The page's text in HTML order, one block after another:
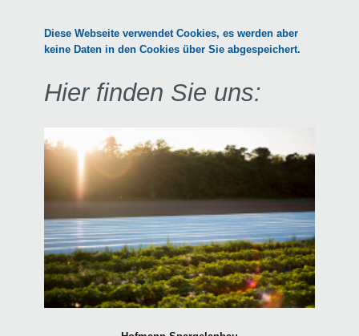
Diese Webseite verwendet Cookies, es werden aber
keine Daten in den Cookies über Sie abgespeichert.
Hier finden Sie uns: